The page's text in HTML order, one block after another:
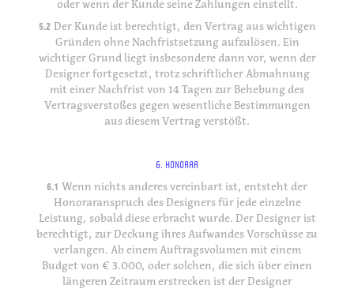
oder wenn der Kunde seine Zahlungen einstellt.
5.2 Der Kunde ist berechtigt, den Vertrag aus wichtigen
Gründen ohne Nachfristsetzung aufzulösen. Ein
wichtiger Grund liegt insbesondere dann vor, wenn der
Designer fortgesetzt, trotz schriftlicher Abmahnung
mit einer Nachfrist von 14 Tagen zur Behebung des
Vertragsverstoßes gegen wesentliche Bestimmungen
aus diesem Vertrag verstößt.
6. HONORAR
6.1 Wenn nichts anderes vereinbart ist, entsteht der
Honoraranspruch des Designers für jede einzelne
Leistung, sobald diese erbracht wurde. Der Designer ist
berechtigt, zur Deckung ihres Aufwandes Vorschüsse zu
verlangen. Ab einem Auftragsvolumen mit einem
Budget von € 3.000, oder solchen, die sich über einen
längeren Zeitraum erstrecken ist der Designer